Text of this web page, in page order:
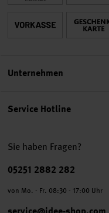
Service Hotline
Sie haben Fragen?
Telefonnummer
05251 2882 282
von Mo. - Fr. 08:30 - 17:00 Uhr
Unternehmen